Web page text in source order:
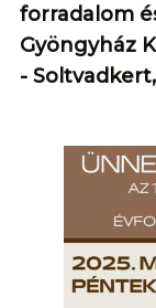
forradalom
Gyöngyház
-